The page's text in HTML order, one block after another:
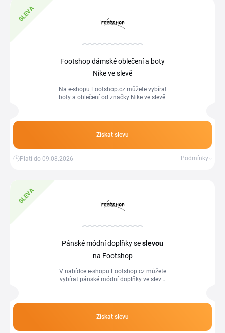
SLEVA
Footshop dámské oblečení a boty
Nike ve slevě
Na e-shopu Footshop.cz můžete vybírat
boty a oblečení od značky Nike ve slevě.
Získat slevu
Platí do 09.08.2026 Podmínky
SLEVA
Pánské módní doplňky seslevou
na Footshop
V nabídce e-shopu Footshop.cz můžete
vybírat pánské módní doplňky ve slevě.
slevové kódy a kupony Footshop.
Získat slevu